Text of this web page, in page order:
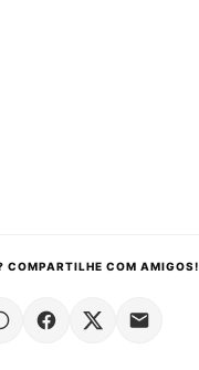
COMPARTILHE COM AMIGOS!